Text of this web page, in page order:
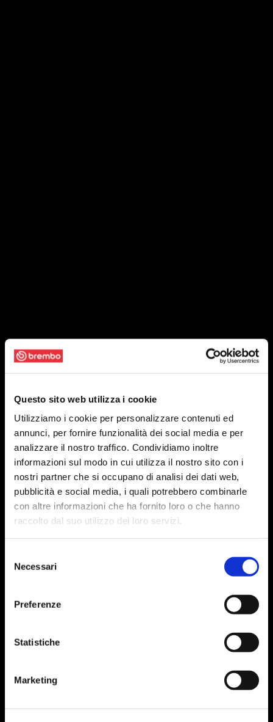
Questo sito web utilizza i cookie
Utilizziamo i cookie per personalizzare contenuti ed
annunci, per fornire funzionalità dei social media e per
analizzare il nostro traffico. Condividiamo inoltre
informazioni sul modo in cui utilizza il nostro sito con i
nostri partner che si occupano di analisi dei dati web,
pubblicità e social media, i quali potrebbero combinarle
con altre informazioni che ha fornito loro o che hanno
raccolto dal suo utilizzo dei loro servizi.
delNecessari
Preferenze
Statistiche
Marketing